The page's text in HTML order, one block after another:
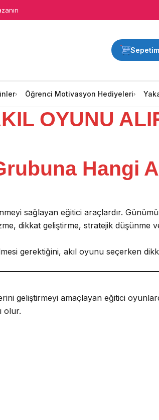
Sepetim
Öğrenci Motivasyon Hediyeleri
OYUNU
Hangi
sağlayan eğitici araçlardır.
dikkat geliştirme, stratejik düşünme
gerektiğini, akıl oyunu seçerken
geliştirmeyi amaçlayan eğitici
olur.